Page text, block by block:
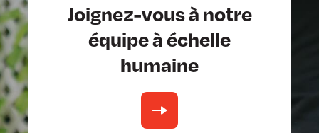
Joignez-vous à notre
équipe à échelle
humaine